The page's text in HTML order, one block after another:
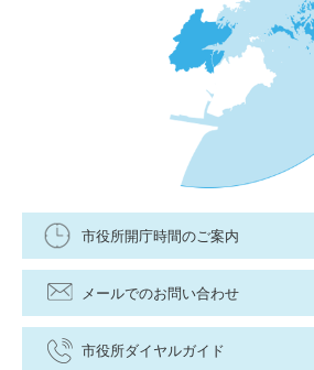
市役所開庁時間のご案内
メールでのお問い合わせ
市役所ダイヤルガイド